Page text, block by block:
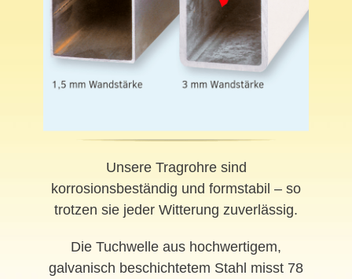
Unsere Tragrohre sind
korrosionsbeständig und formstabil – so
trotzen sie jeder Witterung zuverlässig.
Die Tuchwelle aus hochwertigem,
galvanisch beschichtetem Stahl misst 78